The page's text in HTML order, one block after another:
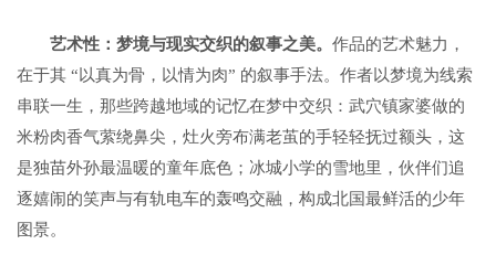
艺术性：梦境与现实交织的叙事之美。 作品的艺术魅力，
在于其 “以真为骨，以情为肉” 的叙事手法。作者以梦境为线索
串联一生，那些跨越地域的记忆在梦中交织：武穴镇家婆做的
米粉肉香气萦绕鼻尖，灶火旁布满老茧的手轻轻抚过额头，这
是独苗外孙最温暖的童年底色；冰城小学的雪地里，伙伴们追
逐嬉闹的笑声与有轨电车的轰鸣交融，构成北国最鲜活的少年
图景。